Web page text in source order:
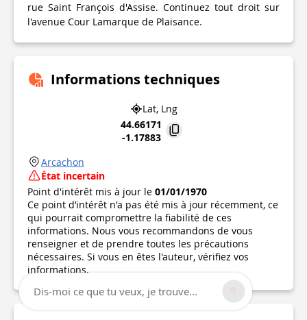
rue Saint François d'Assise. Continuez tout droit sur
l'avenue Cour Lamarque de Plaisance.
Informations techniques
Lat, Lng
44.66171
-1.17883
Arcachon
État incertain
Point d'intérêt mis à jour le 01/01/1970
Ce point d’intérêt n'a pas été mis à jour récemment, ce
qui pourrait compromettre la fiabilité de ces
informations. Nous vous recommandons de vous
renseigner et de prendre toutes les précautions
nécessaires. Si vous en êtes l'auteur, vérifiez vos
informations.
Dis-moi ce que tu veux, je trouve...